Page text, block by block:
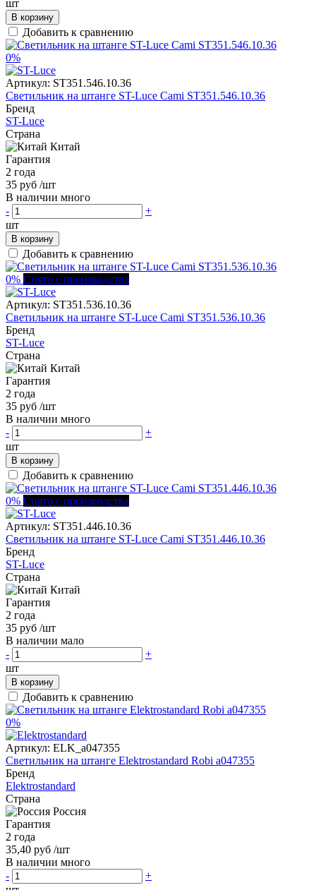
шт
В корзину
Добавить к сравнению
0%
Артикул: ST351.546.10.36
Светильник на штанге ST-Luce Cami ST351.546.10.36
Бренд
ST-Luce
Страна
Китай
Гарантия
2 года
35 руб /шт
В наличии много
-
+
шт
В корзину
Добавить к сравнению
0% Снято с производства
Артикул: ST351.536.10.36
Светильник на штанге ST-Luce Cami ST351.536.10.36
Бренд
ST-Luce
Страна
Китай
Гарантия
2 года
35 руб /шт
В наличии много
-
+
шт
В корзину
Добавить к сравнению
0% Снято с производства
Артикул: ST351.446.10.36
Светильник на штанге ST-Luce Cami ST351.446.10.36
Бренд
ST-Luce
Страна
Китай
Гарантия
2 года
35 руб /шт
В наличии мало
-
+
шт
В корзину
Добавить к сравнению
0%
Артикул: ELK_a047355
Светильник на штанге Elektrostandard Robi a047355
Бренд
Elektrostandard
Страна
Россия
Гарантия
2 года
35,40 руб /шт
В наличии много
-
+